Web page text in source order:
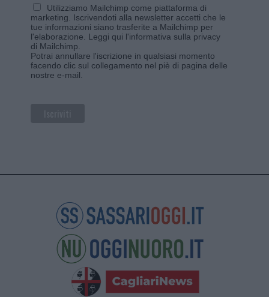
Utilizziamo Mailchimp come piattaforma di
marketing. Iscrivendoti alla newsletter accetti che le
tue informazioni siano trasferite a Mailchimp per
l'elaborazione. Leggi qui l'informativa sulla privacy
di Mailchimp
Potrai annullare l'iscrizione in qualsiasi momento
facendo clic sul collegamento nel piè di pagina delle
nostre e-mail.